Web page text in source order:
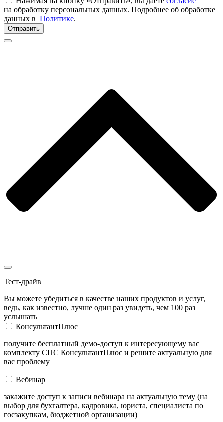
на обработку персональных данных. Подробнее об обработке
данных в Политике.
Отправить
Тест-драйв
Вы можете убедиться в качестве наших продуктов и услуг,
ведь, как известно, лучше один раз увидеть, чем 100 раз
услышать
КонсультантПлюс
получите бесплатный демо-доступ к интересующему вас
комплекту СПС КонсультантПлюс и решите актуальную для
вас проблему
Вебинар
закажите доступ к записи вебинара на актуальную тему (на
выбор для бухгалтера, кадровика, юриста, специалиста по
госзакупкам, бюджетной организации)